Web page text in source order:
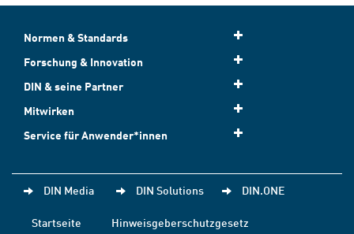
Normen & Standards
Forschung & Innovation
DIN & seine Partner
Mitwirken
Service für Anwender*innen
DIN Media DIN Solutions DIN.ONE
Startseite
Hinweisgeberschutzgesetz